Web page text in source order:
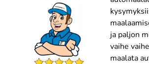
ja paljon
vaihe
maalata